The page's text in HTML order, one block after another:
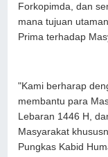
Forkopimda, dan
mana tujuan
Prima terhadap
"Kami berharap
membantu para
Lebaran 1446 H,
Masyarakat
Pungkas Kabid